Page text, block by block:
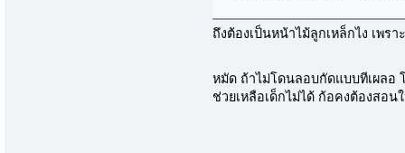
ถึงต้องเป็นหน้าไม้ลูกเหล็กไง เพร
หมัด ถ้าไม่โดนลอบกัดแบบทีเผล
ช่วยเหลือเด็กไม่ได้ ก้อคงต้องสอน